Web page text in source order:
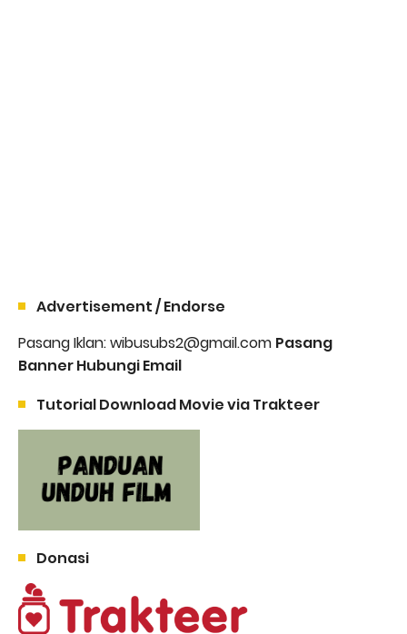
Advertisement / Endorse
Pasang Iklan: wibusubs2@gmail.com Pasang
Banner Hubungi Email
Tutorial Download Movie via Trakteer
Donasi